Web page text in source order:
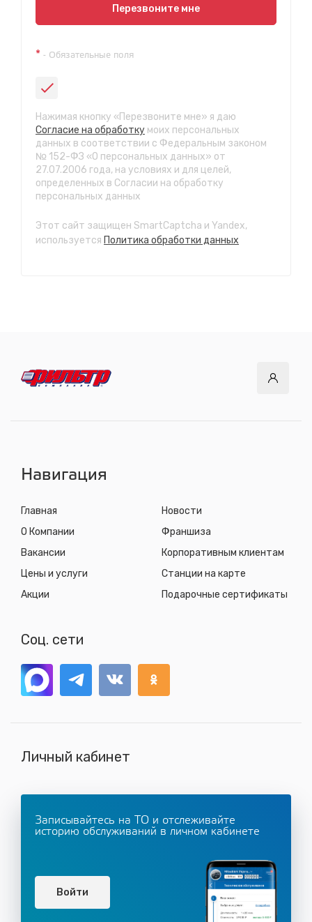
Показать на карте
ул. Пригородная 1/1 (при выезде из города в сторону
СТО "Байкальская"
ул.Байкальская, 58г
с 7.00 до 23.30, без выходных
СТО "Марата"
ул. Рабочего штаба, 96
с 7.00 до 21.30, без выходных
СТО "Ново-Ленино"
ул. Розы Люксембург, 97
с 8.00 до 22.30, без выходных
Перезвоните мне
* - Обязательные поля
Нажимая кнопку «Перезвоните мне» я даю
Согласие на обработку моих персональных
данных в соответствии с Федеральным законом
№ 152-ФЗ «О персональных данных» от
27.07.2006 года, на условиях и для целей,
определенных в Согласии на обработку
персональных данных
Этот сайт защищен SmartCaptcha и Yandex,
используется Политика обработки данных
Навигация
Главная
О Компании
Вакансии
Цены и услуги
Акции
Новости
Франшиза
Корпоративным клиентам
Станции на карте
Подарочные сертификаты
Соц. сети
Личный кабинет
Записывайтесь на ТО и отслеживайте
историю обслуживаний в личном кабинете
Войти